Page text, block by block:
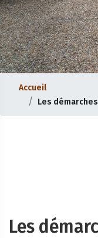
Accueil
Les
Les